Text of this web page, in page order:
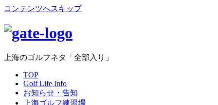
コンテンツへスキップ
上海のゴルフネタ「全部入り」
TOP
Golf Life Info
お知らせ・告知
上海ゴルフ練習場